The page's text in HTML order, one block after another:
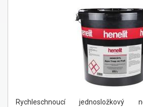
Rychleschnoucí jednosložkový